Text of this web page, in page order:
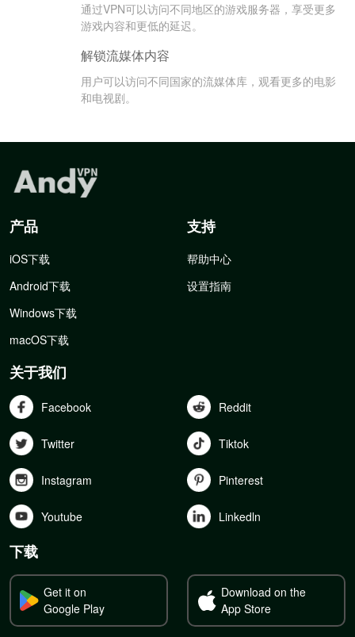
通过VPN可以访问不同地区的游戏服务器，享受更多
游戏内容和更低的延迟。
解锁流媒体内容
用户可以访问不同国家的流媒体库，观看更多的电影
和电视剧。
产品
iOS下载
Android下载
Windows下载
macOS下载
支持
帮助中心
设置指南
关于我们
Facebook Reddit
Twitter Tiktok
Instagram Pinterest
Youtube Linkedln
下载
Get it on
Google Play
Download on the
App Store